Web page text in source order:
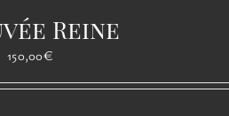
options
choisies
Reine
150,00€Plage
prix :